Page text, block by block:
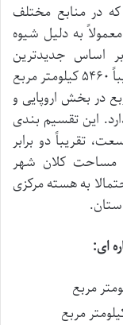
در منابع مختلف
به دلیل شیوه
اساس جدیدترین
آمارهای رسمی، مساحت کلی استانبول تقریباً ۵۴۶۰ کیلومتر مربع
۱۸۳۰ کیلومتر مربع در بخش اروپایی و
این تقسیم بندی
تقریباً دو برابر
مساحت کلان شهر
که احتمالا به هسته مرکزی
ای: